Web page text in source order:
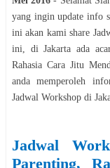
yang ingin update info
ini akan kami share
ini, diJakarta ada
Rahasia Cara Jitu
anda memperoleh
Jadwal Workshop di
Jadwal
Parenting,